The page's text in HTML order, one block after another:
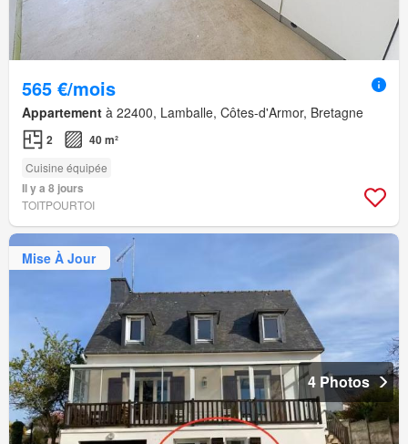
565 €/mois
Appartement à 22400, Lamballe, Côtes-d'Armor, Bretagne
2 40 m²
Cuisine équipée
Il y a 8 jours
TOITPOURTOI
Mise À Jour
4 Photos